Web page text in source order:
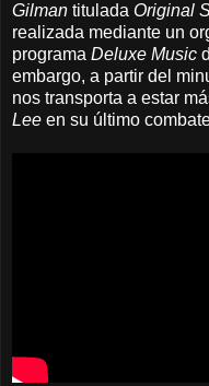
Gilman titulada Original
realizada mediante un
programa Deluxe Music
embargo, a partir del
nos transporta a estar
Lee en su último